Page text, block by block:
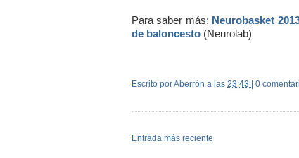
Para saber más: Neurobasket
de baloncesto (Neurolab)
Escrito por Aberrón a las 23:43 | 0
Entrada más reciente